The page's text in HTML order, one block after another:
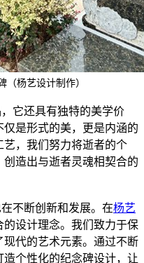
（杨艺设计制作）
它还具有独特的美学价
是形式的美，更是内涵的
，我们努力将逝者的个
造出与逝者灵魂相契合的
不断创新和发展。在杨艺
设计理念。我们致力于保
代的艺术元素。通过不断
个性化的纪念碑设计，让